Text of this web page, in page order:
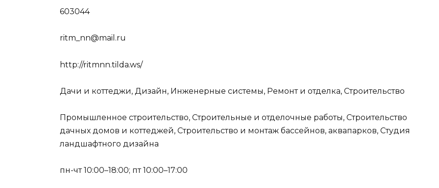
603044
ritm_nn@mail.ru
http://ritmnn.tilda.ws/
Дачи и коттеджи, Дизайн, Инженерные системы, Ремонт и отделка, Строительство
Промышленное строительство, Строительные и отделочные работы, Строительство
дачных домов и коттеджей, Строительство и монтаж бассейнов, аквапарков, Студия
ландшафтного дизайна
пн-чт 10:00–18:00; пт 10:00–17:00